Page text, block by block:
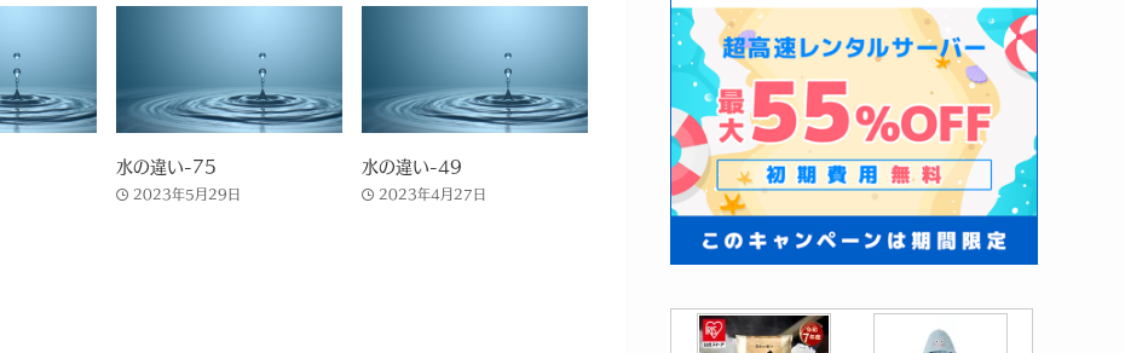
水の違い-75
2023年5月29日
水の違い-49
2023年4月27日